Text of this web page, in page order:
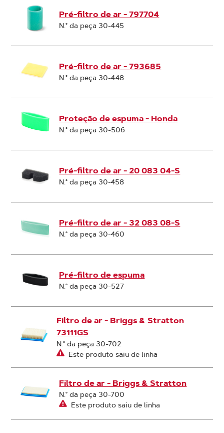
Pré-filtro de ar - 797704
N.° da peça 30-445
Pré-filtro de ar - 793685
N.° da peça 30-448
Proteção de espuma - Honda
N.° da peça 30-506
Pré-filtro de ar - 20 083 04-S
N.° da peça 30-458
Pré-filtro de ar - 32 083 08-S
N.° da peça 30-460
Pré-filtro de espuma
N.° da peça 30-527
Filtro de ar - Briggs & Stratton
73111GS
N.° da peça 30-702
Este produto saiu de linha
Filtro de ar - Briggs & Stratton
N.° da peça 30-700
Este produto saiu de linha